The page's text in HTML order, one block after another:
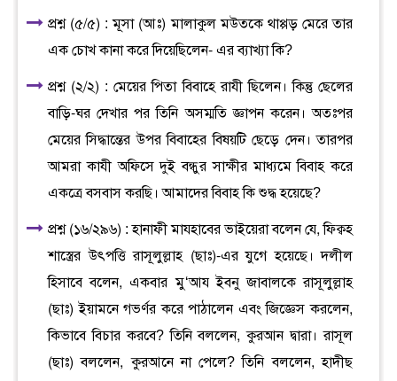
প্রশ্ন (৫/৫) : মূসা (আঃ) মালাকুল মউতকে থাপ্পড় মেরে তার
এক চোখ কানা করে দিয়েছিলেন- এর ব্যাখ্যা কি?
প্রশ্ন (২/২) : মেয়ের পিতা বিবাহে রাযী ছিলেন। কিন্তু ছেলের
বাড়ি-ঘর দেখার পর তিনি অসম্মতি জ্ঞাপন করেন। অতঃপর
মেয়ের সিদ্ধান্তের উপর বিবাহের বিষয়টি ছেড়ে দেন। তারপর
আমরা কাযী অফিসে দুই বন্ধুর সাক্ষীর মাধ্যমে বিবাহ করে
একত্রে বসবাস করছি। আমাদের বিবাহ কি শুদ্ধ হয়েছে?
প্রশ্ন (১৬/২৯৬) : হানাফী মাযহাবের ভাইয়েরা বলেন যে, ফিক্বহ
শাস্ত্রের উৎপত্তি রাসূলুল্লাহ (ছাঃ)-এর যুগে হয়েছে। দলীল
হিসাবে বলেন, একবার মু‘আয ইবনু জাবালকে রাসূলুল্লাহ
(ছাঃ) ইয়ামনে গভর্ণর করে পাঠালেন এবং জিজ্ঞেস করলেন,
কিভাবে বিচার করবে? তিনি বললেন, কুরআন দ্বারা। রাসূল
(ছাঃ) বললেন, কুরআনে না পেলে? তিনি বললেন, হাদীছ